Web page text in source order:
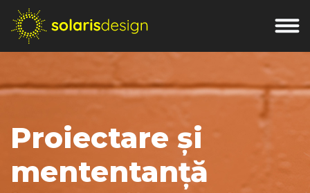
Proiectare și
mententanță